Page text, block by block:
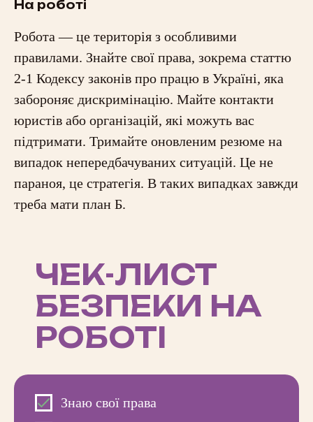
На роботі
Робота — це територія з особливими
правилами. Знайте свої права, зокрема статтю
2-1 Кодексу законів про працю в Україні, яка
забороняє дискримінацію. Майте контакти
юристів або організацій, які можуть вас
підтримати. Тримайте оновленим резюме на
випадок непередбачуваних ситуацій. Це не
параноя, це стратегія. В таких випадках завжди
треба мати план Б.
ЧЕК-ЛИСТ
БЕЗПЕКИ НА
РОБОТІ
Знаю свої права